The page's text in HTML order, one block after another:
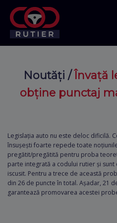
Noutăți /Învață
obține punctaj
Legislația auto nu este deloc dificilă.
însușești foarte repede toate
pregătit/pregătită pentru proba
parte integrată a codului rutier și
iscusit. Pentru a trece de această
din 26 de puncte în total. Așadar, 21
garantează promovarea acestei